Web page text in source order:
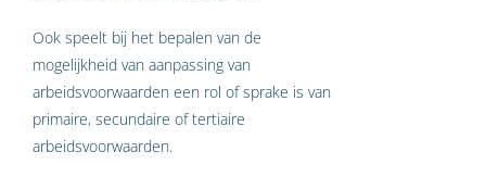
Ook speelt bij het bepalen van de
mogelijkheid van aanpassing van
arbeidsvoorwaarden een rol of sprake is van
primaire, secundaire of tertiaire
arbeidsvoorwaarden.